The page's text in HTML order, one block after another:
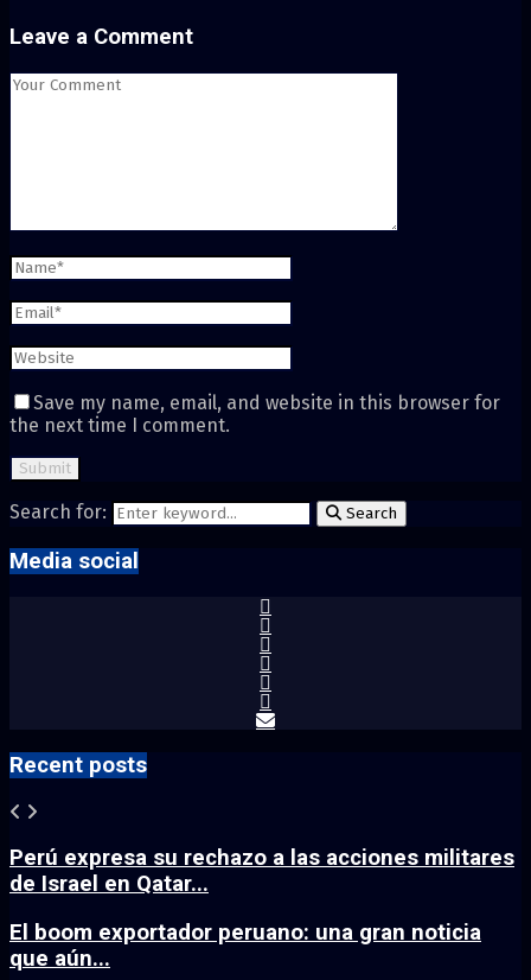
Leave a Comment
Save my name, email, and website in this browser for
the next time I comment.
Search for: Search
Media social
Recent posts
Perú expresa su rechazo a las acciones militares
de Israel en Qatar...
El boom exportador peruano: una gran noticia
que aún...